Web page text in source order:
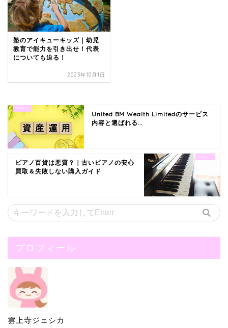
塾のアイキューキッズ｜幼児
教育で能力を引き出せ！代表
についても迫る！
2023年10月1日
United BM Wealth Limitedのサービス
内容と選ばれる...
ピアノ百貨は悪質？｜古いピアノの安心
買取＆失敗しない購入ガイド
プロフィール
雲上寺ジェシカ